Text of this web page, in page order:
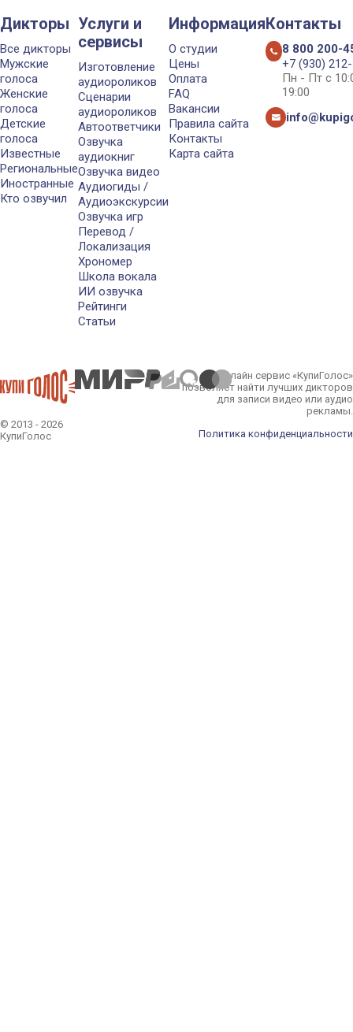
Дикторы
Все дикторы
Мужские
голоса
Женские
голоса
Детские
голоса
Известные
Региональные
Иностранные
Кто озвучил
Услуги и
сервисы
Изготовление
аудиороликов
Сценарии
аудиороликов
Автоответчики
Озвучка
аудиокниг
Озвучка видео
Аудиогиды /
Аудиоэкскурсии
Озвучка игр
Перевод /
Локализация
Хрономер
Школа вокала
ИИ озвучка
Рейтинги
Статьи
Информация
О студии
Цены
Оплата
FAQ
Вакансии
Правила сайта
Контакты
Карта сайта
Контакты
8 800 200-
+7 (930)
Пн - Пт с
19:00
© 2013 - 2026
КупиГолос
Онлайн сервис «КупиГолос»
позволяет найти лучших дикторов
для записи видео или аудио
рекламы.
Политика конфиденциальности